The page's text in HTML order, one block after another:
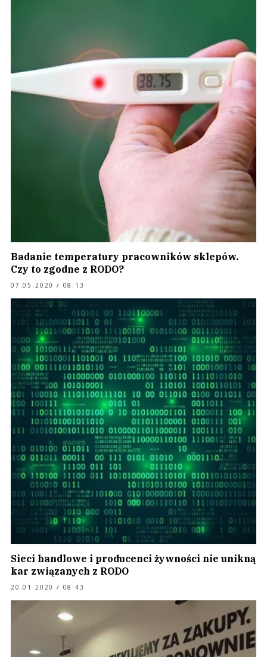
Badanie temperatury pracowników sklepów.
Czy to zgodne z RODO?
07.05.2020 / 08:13
Sieci handlowe i producenci żywności nie unikną
kar związanych z RODO
20.01.2020 / 08:43